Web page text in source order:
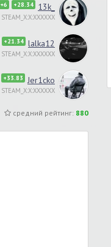
+6 +28.34 13k_
STEAM_X:X:XXXXXX
+21.34 lalka12
STEAM_X:X:XXXXXX
+33.83 Jer1cko
STEAM_X:X:XXXXXX
средний рейтинг: 880